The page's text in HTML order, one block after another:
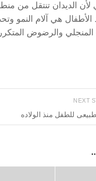
الديدان تنتقل من
هي آلام النمو
والرضوض
NEXT
للطفل منذ الولاده